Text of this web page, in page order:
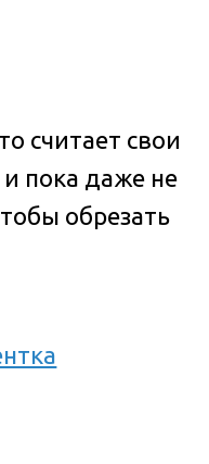
считает свои
пока даже не
обрезать